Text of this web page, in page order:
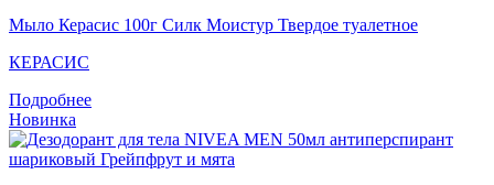
Мыло Керасис 100г Силк Моистур Твердое туалетное
КЕРАСИС
Подробнее
Новинка